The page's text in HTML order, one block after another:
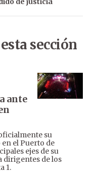
sección
ante
su
el Puerto de
ejes de su
dirigentes de los
1.